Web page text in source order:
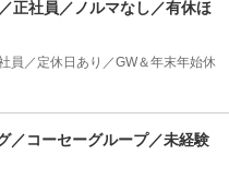
正社員／ノルマなし／有休ほ
員／定休日あり／GW＆年末年始休
／コーセーグループ／未経験